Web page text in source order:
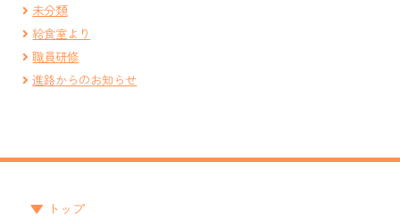
未分類
給食室より
職員研修
進路からのお知らせ
トップ